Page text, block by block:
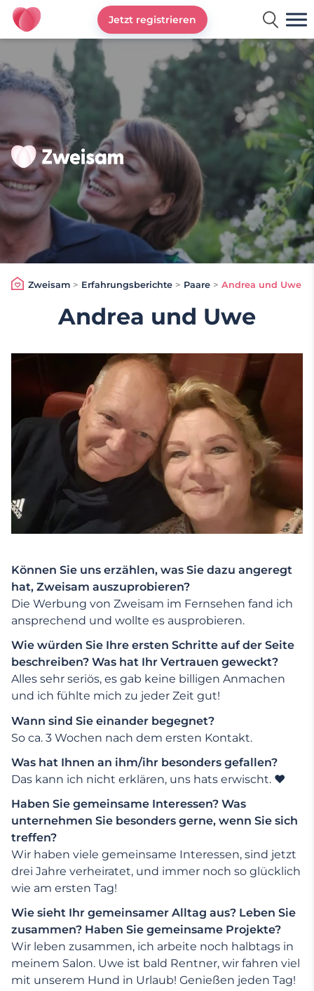
Zweisam
Jetzt registrieren
Zweisam> Erfahrungsberichte > Paare > Andrea und Uwe
Andrea und Uwe
Können Sie uns erzählen, was Sie dazu angeregt
hat, Zweisam auszuprobieren?
Die Werbung von Zweisam im Fernsehen fand ich
ansprechend und wollte es ausprobieren.
Wie würden Sie Ihre ersten Schritte auf der Seite
beschreiben? Was hat Ihr Vertrauen geweckt?
Alles sehr seriös, es gab keine billigen Anmachen
und ich fühlte mich zu jeder Zeit gut!
Wann sind Sie einander begegnet?
So ca. 3 Wochen nach dem ersten Kontakt.
Was hat Ihnen an ihm/ihr besonders gefallen?
Das kann ich nicht erklären, uns hats erwischt. ♥️
Haben Sie gemeinsame Interessen? Was
unternehmen Sie besonders gerne, wenn Sie sich
treffen?
Wir haben viele gemeinsame Interessen, sind jetzt
drei Jahre verheiratet, und immer noch so glücklich
wie am ersten Tag!
Wie sieht Ihr gemeinsamer Alltag aus? Leben Sie
zusammen? Haben Sie gemeinsame Projekte?
Wir leben zusammen, ich arbeite noch halbtags in
meinem Salon. Uwe ist bald Rentner, wir fahren viel
mit unserem Hund in Urlaub! Genießen jeden Tag!